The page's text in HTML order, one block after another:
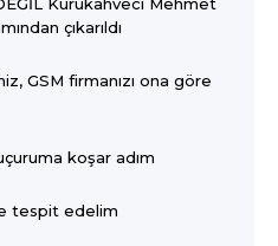
çıkarıldı
GSM firmanızı ona göre
koşar adım
tespit edelim